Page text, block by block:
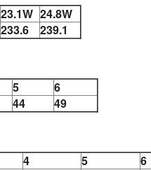
23.1W 24.8W
233.6 239.1
5
6
44 49
4 5 6